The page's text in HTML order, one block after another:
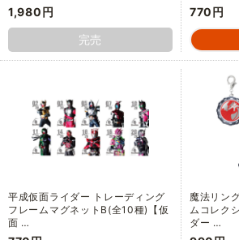
1,980円
完売
770円
平成仮面ライダー トレーディング
フレームマグネットB(全10種)【仮
面 …
魔法リン
ムコレク
ダー …